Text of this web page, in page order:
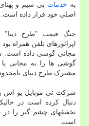
به خدمات بی سیم و
اصلی خود قرار داده است.
جنگ قیمت "طرح دیتا"
اپراتورهای تلفن همراه
گوشی ها را به مجانی
مشترک طرح دیتای
شرکت تی موبایل یو اس
دنبال کرده است در
تخفیفهای چشم گیر را در
است.